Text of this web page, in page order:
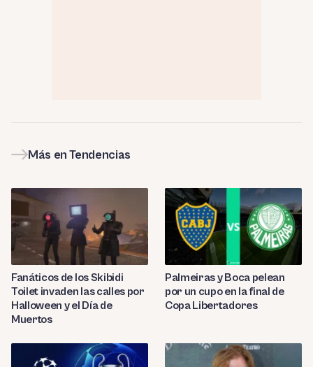
Más en Tendencias
Fanáticos de los Skibidi
Toilet invaden las calles por
Halloween y el Día de
Muertos
Palmeiras y Boca pelean
por un cupo en la final de
Copa Libertadores